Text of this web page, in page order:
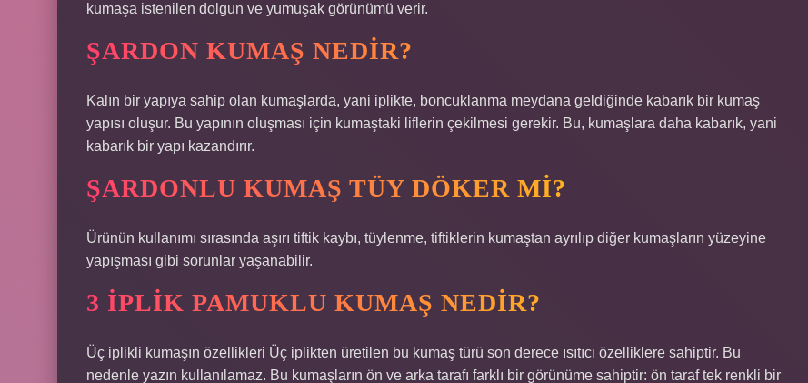
kumaşa istenilen dolgun ve yumuşak görünümü verir.
ŞARDON KUMAŞ NEDIR?
Kalın bir yapıya sahip olan kumaşlarda, yani iplikte, boncuklanma meydana geldiğinde kabarık bir kumaş
yapısı oluşur. Bu yapının oluşması için kumaştaki liflerin çekilmesi gerekir. Bu, kumaşlara daha kabarık, yani
kabarık bir yapı kazandırır.
ŞARDONLU KUMAŞ TÜY DÖKER MI?
Ürünün kullanımı sırasında aşırı tiftik kaybı, tüylenme, tiftiklerin kumaştan ayrılıp diğer kumaşların yüzeyine
yapışması gibi sorunlar yaşanabilir.
3 IPLIK PAMUKLU KUMAŞ NEDIR?
Üç iplikli kumaşın özellikleri Üç iplikten üretilen bu kumaş türü son derece ısıtıcı özelliklere sahiptir. Bu
nedenle yazın kullanılamaz. Bu kumaşların ön ve arka tarafı farklı bir görünüme sahiptir: ön taraf tek renkli bir